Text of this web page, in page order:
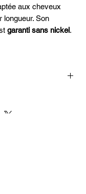
aux cheveux
longueur. Son
garanti sans nickel.